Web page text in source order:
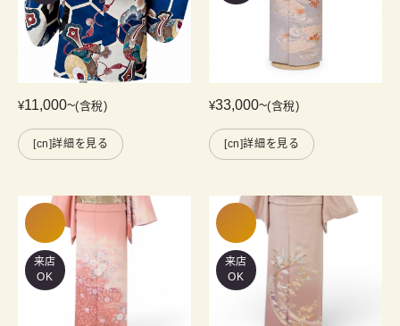
¥11,000~(含稅)
[cn]詳細を見る
¥33,000~(含稅)
[cn]詳細を見る
来店
OK
来店
OK